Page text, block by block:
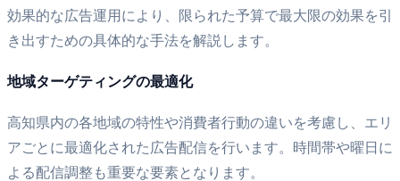
効果的な広告運用により、限られた予算で最大限の効果を引
き出すための具体的な手法を解説します。
地域ターゲティングの最適化
高知県内の各地域の特性や消費者行動の違いを考慮し、エリ
アごとに最適化された広告配信を行います。時間帯や曜日に
よる配信調整も重要な要素となります。